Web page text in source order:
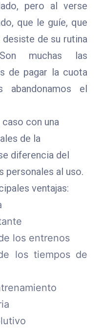
pero al verse
que le guíe, que
de su rutina
muchas las
de pagar la cuota
el
con una
de la
diferencia del
personales al uso.
ventajas:
los entrenos
los tiempos de